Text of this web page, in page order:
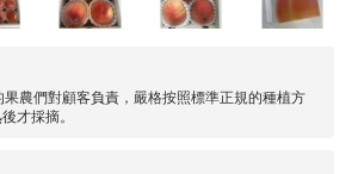
果農們對顧客負責，嚴格按照標準正規的種植方
才採摘。